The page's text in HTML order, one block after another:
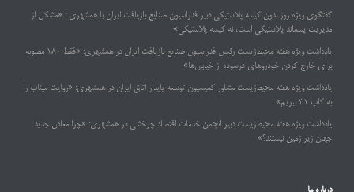
گفتگوی ویژه روز بدون کیسه پلاستیکی دبیر فدراسیون صنایع بازیافت ایران با همشهری : «مشکل از
مدیریت پسماند پلاستیکی است، نه کیسه پلاستیکی»
یادداشت ویژه هفته محیط‌زیست رئیس فدراسیون صنایع بازیافت ایران در همشهری: «فقط ۱۸۰ مصوبه
برای خارج کردن خودروهای فرسوده از خیابان‌ها»
یادداشت ویژه هفته محیط‌زیست مشاور کمیسیون توسعه پایدار اتاق ایران در همشهری: «روایت میناب را
به کاپ ۳۱ ببریم»
یادداشت ویژه هفته محیط‌زیست دبیر انجمن خدمات اقتصاد چرخشی در همشهری: «چرا معادن جدید
جهان زیر زمین نیستند؟»